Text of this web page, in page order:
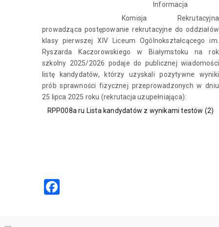
Informacja
Komisja Rekrutacyjna
prowadząca postępowanie rekrutacyjne do oddziałów
klasy pierwszej XIV Liceum Ogólnokształcącego im.
Ryszarda Kaczorowskiego w Białymstoku na rok
szkolny 2025/2026 podaje do publicznej wiadomości
listę kandydatów, którzy uzyskali pozytywne wyniki
prób sprawności fizycznej przeprowadzonych w dniu
25 lipca 2025 roku (rekrutacja uzupełniająca):
RPP008a ru Lista kandydatów z wynikami testów (2)